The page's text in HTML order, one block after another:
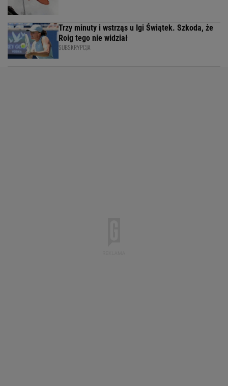
Trzy minuty i wstrząs u Igi Świątek. Szkoda, że
Roig tego nie widział
SUBSKRYPCJA